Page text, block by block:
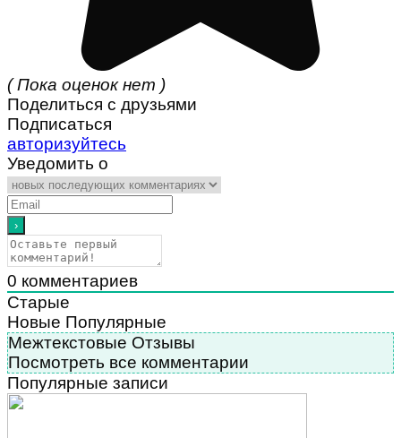
( Пока оценок нет )
Поделиться с друзьями
Подписаться
авторизуйтесь
Уведомить о
0 комментариев
Старые
Новые Популярные
Межтекстовые Отзывы
Посмотреть все комментарии
Популярные записи